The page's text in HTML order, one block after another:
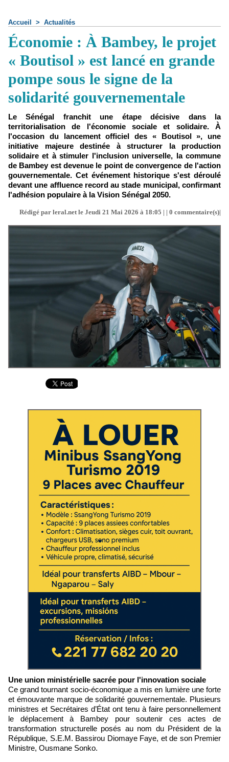
Accueil > Actualités
Économie : À Bambey, le projet
« Boutisol » est lancé en grande
pompe sous le signe de la
solidarité gouvernementale
Le Sénégal franchit une étape décisive dans la
territorialisation de l'économie sociale et solidaire. À
l'occasion du lancement officiel des « Boutisol », une
initiative majeure destinée à structurer la production
solidaire et à stimuler l'inclusion universelle, la commune
de Bambey est devenue le point de convergence de l'action
gouvernementale. Cet événement historique s'est déroulé
devant une affluence record au stade municipal, confirmant
l'adhésion populaire à la Vision Sénégal 2050.
Rédigé par leral.net le Jeudi 21 Mai 2026 à 18:05 | | 0 commentaire(s)|
Une union ministérielle sacrée pour l'innovation sociale
Ce grand tournant socio-économique a mis en lumière une forte
et émouvante marque de solidarité gouvernementale. Plusieurs
ministres et Secrétaires d’État ont tenu à faire personnellement
le déplacement à Bambey pour soutenir ces actes de
transformation structurelle posés au nom du Président de la
République, S.E.M. Bassirou Diomaye Faye, et de son Premier
Ministre, Ousmane Sonko.